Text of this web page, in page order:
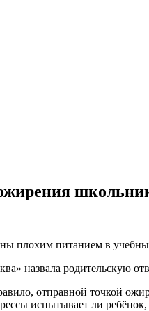
плохим питанием в
назвала родительскую
отправной точкой
испытывает ли